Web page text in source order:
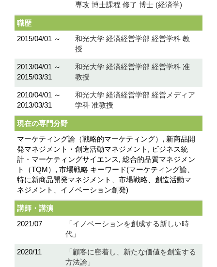
専攻 博士課程 修了 博士 (経済学)
職歴
2015/04/01 ～
和光大学 経済経営学部 経営学科 教
授
2013/04/01 ～
2015/03/31
和光大学 経済経営学部 経営学科 准
教授
2010/04/01 ～
2013/03/31
和光大学 経済経営学部 経営メディア
学科 准教授
現在の専門分野
マーケティング論（戦略的マーケティング）, 新商品開
発マネジメント・創造活動マネジメント, ビジネス統
計・マーケティングサイエンス, 総合的品質マネジメン
ト（TQM）, 市場戦略 キーワード(マーケティング論、
特に新商品開発マネジメント、市場戦略、創造活動マ
ネジメント、イノベーション創発)
講師・講演
2021/07
「イノベーションを創成する新しい時
代」
2020/11
「顧客に密着し、新たな価値を創造する
方法論」